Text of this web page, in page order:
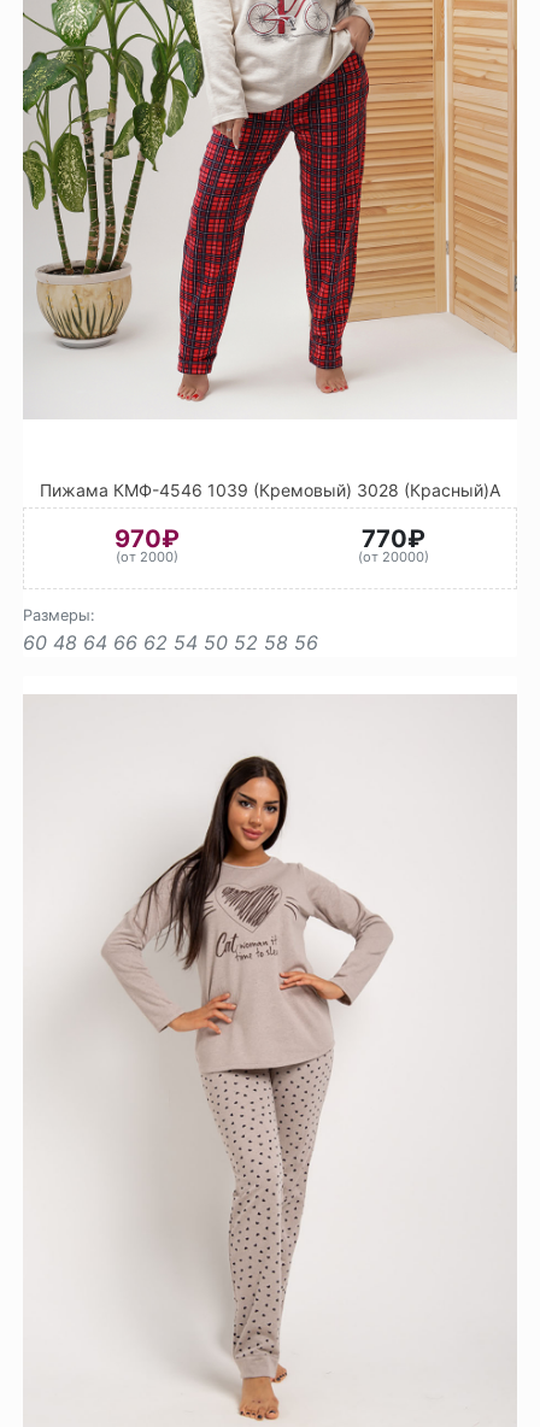
Пижама КМФ-4546 1039 (Кремовый) 3028 (Красный)А
970₽
(от 2000)
770₽
(от 20000)
Размеры:
60 48 64 66 62 54 50 52 58 56